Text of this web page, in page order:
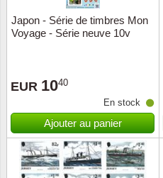
Japon - Série de timbres Mon
Voyage - Série neuve 10v
EUR 1040
En stock
Ajouter au panier